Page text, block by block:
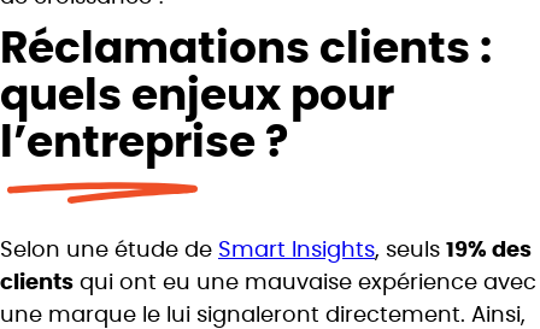
Réclamations clients :
quels enjeux pour
l’entreprise ?
Selon une étude de Smart Insights, seuls 19% des
clients qui ont eu une mauvaise expérience avec
une marque le lui signaleront directement. Ainsi,